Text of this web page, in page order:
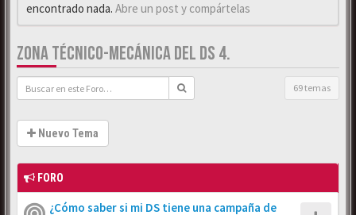
encontrado nada. Abre un post y compártelas
ZONA TÉCNICO-MECÁNICA DEL DS 4.
69 temas
Nuevo Tema
FORO
¿Cómo saber si mi DS tiene una campaña de